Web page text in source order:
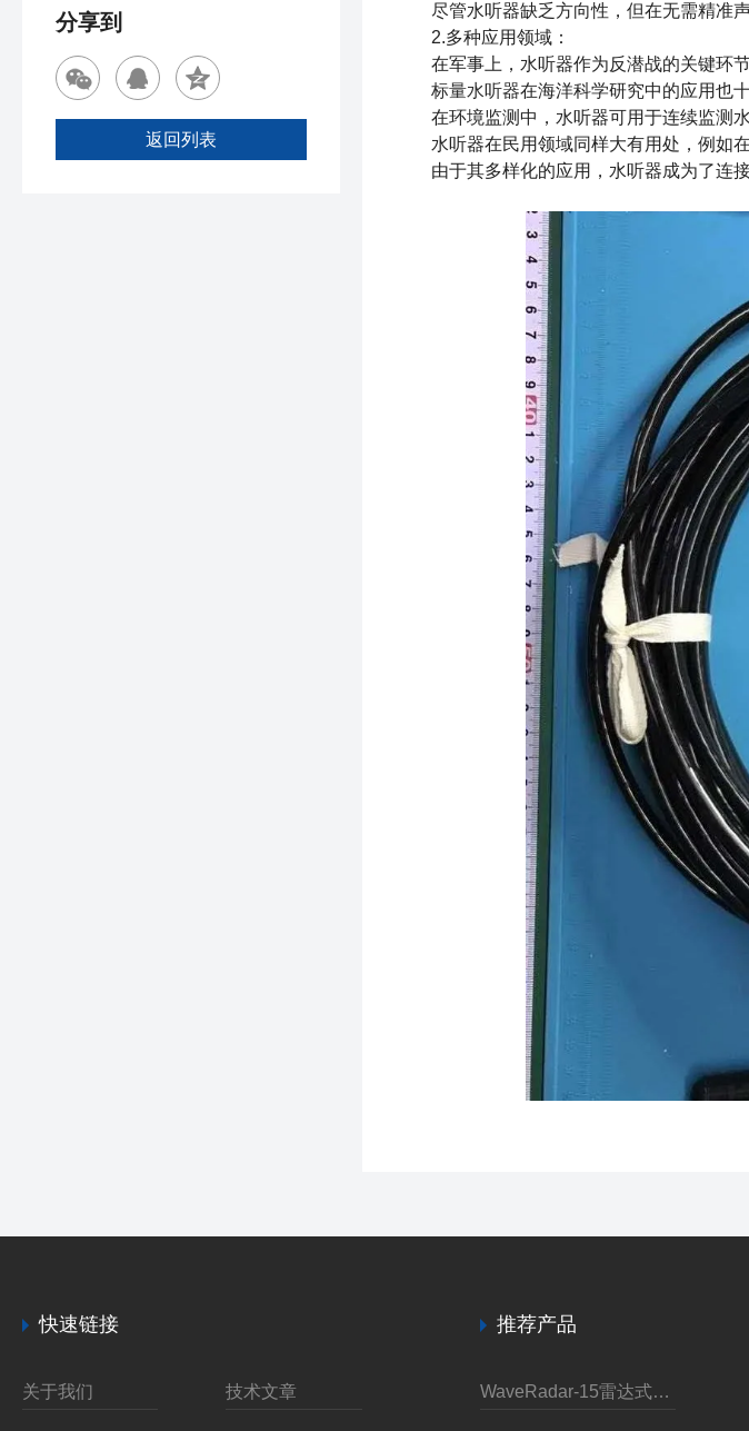
尽管水听器缺乏方向性，但在无需精准声
2.多种应用领域：
在军事上，水听器作为反潜战的关键环节
标量水听器在海洋科学研究中的应用也
在环境监测中，水听器可用于连续监测水
水听器在民用领域同样大有用处，例如在
由于其多样化的应用，水听器成为了连接
分享到
返回列表
快速链接
关于我们 技术文章
推荐产品
WaveRadar-15雷达式波浪水位传感器